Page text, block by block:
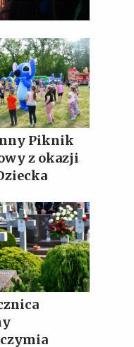
Piknik
z okazji